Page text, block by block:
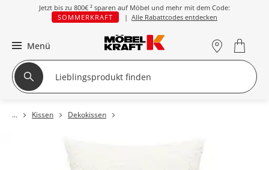
Jetzt bis zu 800€ ² sparen auf Möbel und mehr mit dem Code:
SOMMERKRAFT
| Alle Rabattcodes entdecken
Menü
Kissen Dekokissen